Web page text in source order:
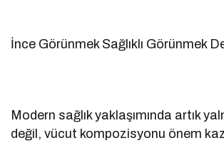
İnce Görünmek Sağlıklı Görünmek
Modern sağlık yaklaşımında artık
değil, vücut kompozisyonu önem